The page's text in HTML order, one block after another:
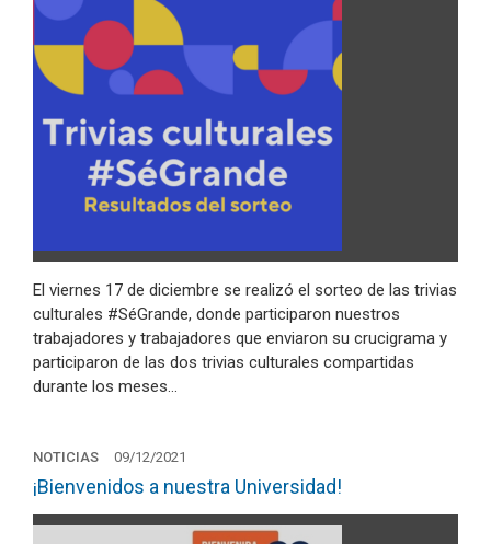
El viernes 17 de diciembre se realizó el sorteo de las trivias
culturales #SéGrande, donde participaron nuestros
trabajadores y trabajadores que enviaron su crucigrama y
participaron de las dos trivias culturales compartidas
durante los meses…
NOTICIAS 09/12/2021
¡Bienvenidos a nuestra Universidad!